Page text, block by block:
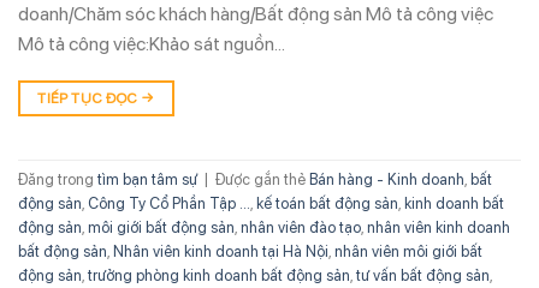
doanh/Chăm sóc khách hàng/Bất động sản Mô tả công việc
Mô tả công việc:Khảo sát nguồn…
TIẾP TỤC ĐỌC →
Đăng trong tìm bạn tâm sự Được gắn thẻ Bán hàng - Kinh doanh bất
động sản Công Ty Cổ Phần Tập ... kế toán bất động sản kinh doanh bất
động sản môi giới bất động sản nhân viên đào tạo nhân viên kinh doanh
bất động sản Nhân viên kinh doanh tại Hà Nội nhân viên môi giới bất
động sản trưởng phòng kinh doanh bất động sản tư vấn bất động sản